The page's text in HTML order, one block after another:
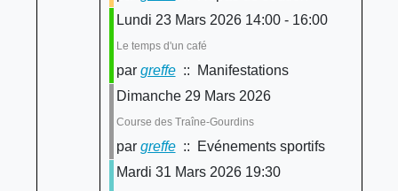
Lundi 23 Mars 2026 14:00 - 16:00
Le temps d'un café
par greffe:: Manifestations
Dimanche 29 Mars 2026
Course des Traîne-Gourdins
par greffe:: Evénements sportifs
Mardi 31 Mars 2026 19:30